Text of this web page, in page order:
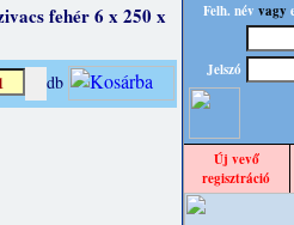
fehér 6 x 250 x
db
Felh. név vagy
Jelszó
Új vevő
regisztráció